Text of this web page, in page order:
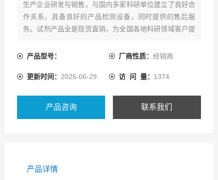
生产企业研发与销售，与国内多家科研单位建立了良好合
作关系，具备良好的产品检测设备，同时提供的售后服
务。试剂产品全是现货直销，为全国各地科研领域客户提
产品型号：
厂商性质： 经销商
更新时间： 2025-06-29 访 问 量： 1374
产品咨询 联系我们
产品详情